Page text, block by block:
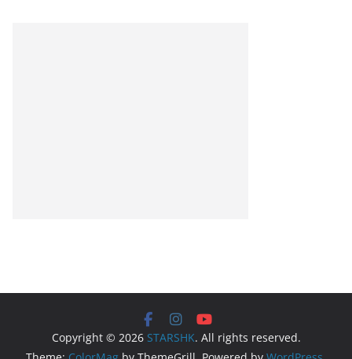
Copyright © 2026 STARSHK. All rights reserved.